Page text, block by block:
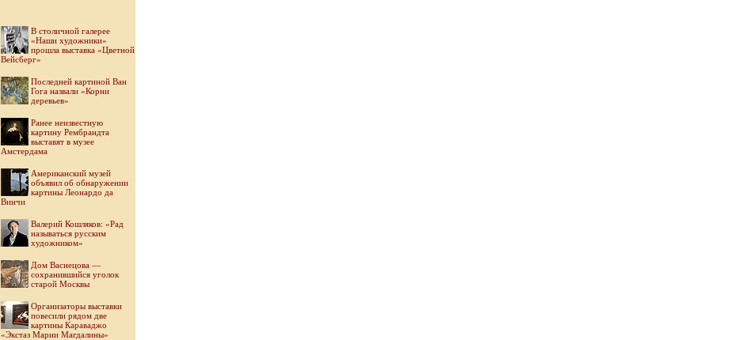
В столичной галерее
«Наши художники»
прошла выставка «Цветной
Вейсберг»
Последней картиной Ван
Гога назвали «Корни
деревьев»
Ранее неизвестную
картину Рембрандта
выставят в музее
Амстердама
Американский музей
объявил об обнаружении
картины Леонардо да
Винчи
Валерий Кошляков: «Рад
называться русским
художником»
Дом Васнецова —
сохранившийся уголок
старой Москвы
Организаторы выставки
повесили рядом две
картины Караваджо
«Экстаз Марии Магдалины»